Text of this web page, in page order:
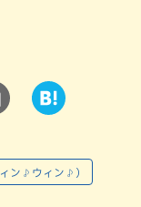
ン♪ウィン♪）